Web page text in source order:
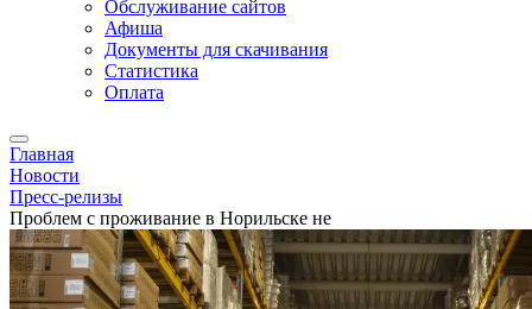
Обслуживание сайтов
Афиша
Документы для скачивания
Статистика
Оплата
Главная
Новости
Пресс-релизы
Проблем с проживание в Норильске не